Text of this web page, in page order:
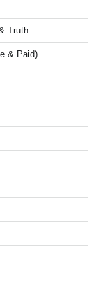
Truth
& Paid)